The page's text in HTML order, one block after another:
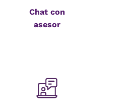
Chat con
asesor